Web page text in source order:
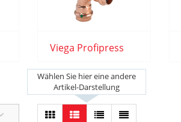
Viega Profipress
Wählen Sie hier eine andere
Artikel-Darstellung